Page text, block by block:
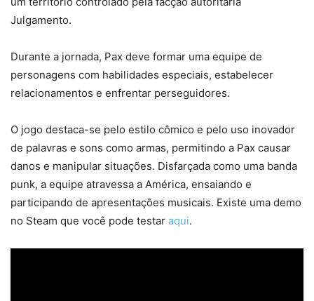
Julgamento.
Durante a jornada, Pax deve formar uma equipe de
personagens com habilidades especiais, estabelecer
relacionamentos e enfrentar perseguidores.
O jogo destaca-se pelo estilo cômico e pelo uso inovador
de palavras e sons como armas, permitindo a Pax causar
danos e manipular situações. Disfarçada como uma banda
punk, a equipe atravessa a América, ensaiando e
participando de apresentações musicais. Existe uma demo
no Steam que você pode testar aqui.